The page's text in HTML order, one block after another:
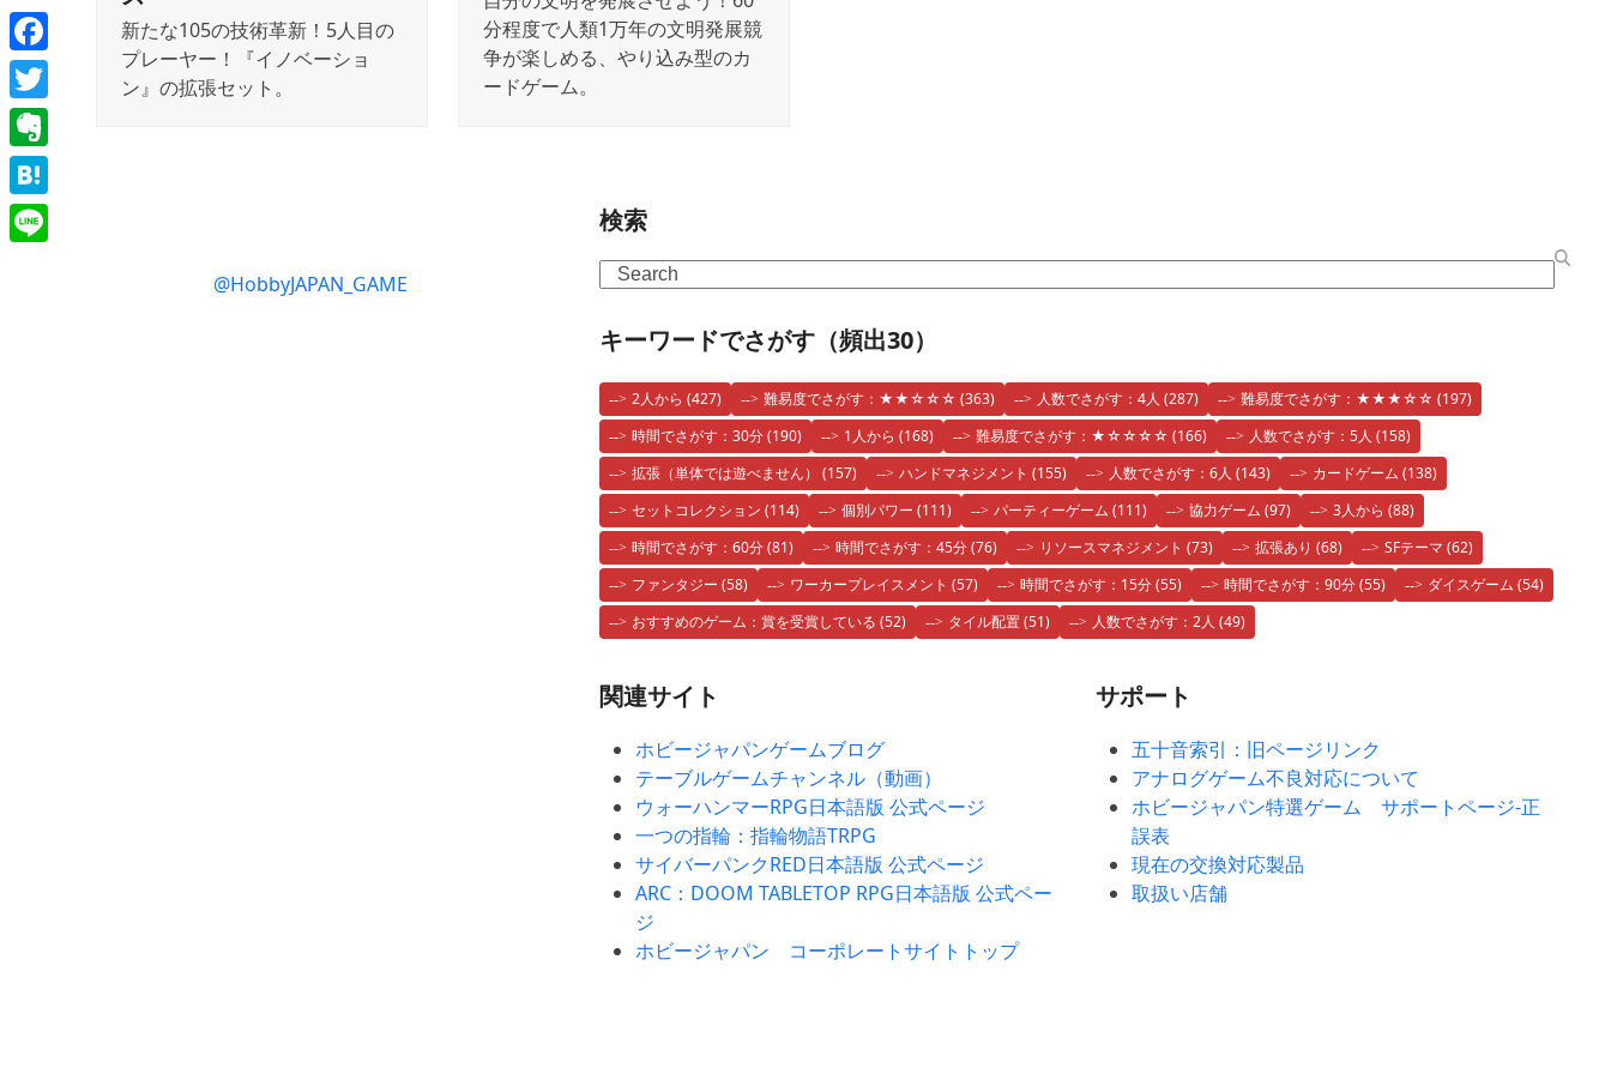
新たな105の技術革新！5人目の
プレーヤー！『イノベーショ
ン』の拡張セット。
分程度で人類1万年の文明発展競
争が楽しめる、やり込み型のカ
ードゲーム。
@HobbyJAPAN_GAME
検索
Search
キーワードでさがす（頻出30）
2人から (427) 難易度でさがす：★★☆☆☆ (363) 人数でさがす：4人 (287) 難易度でさがす：★★★☆☆ (197)
時間でさがす：30分(190) 1人から (168) 難易度でさがす：★☆☆☆☆ (166) 人数でさがす：5人 (158)
拡張（単体では遊べません） (157) ハンドマネジメント (155) 人数でさがす：6人 (143) カードゲーム (138)
セットコレクション (114) 個別パワー (111) パーティーゲーム (111) 協力ゲーム (97) 3人から (88)
時間でさがす：60分(81) 時間でさがす：45分(76) リソースマネジメント (73) 拡張あり (68) SFテーマ (62)
ファンタジー (58) ワーカープレイスメント (57) 時間でさがす：15分(55) 時間でさがす：90分(55) ダイスゲーム (54)
おすすめのゲーム：賞を受賞している (52) タイル配置(51) 人数でさがす：2人 (49)
関連サイト
ホビージャパンゲームブログ
テーブルゲームチャンネル（動画）
ウォーハンマーRPG日本語版 公式ページ
一つの指輪：指輪物語TRPG
サイバーパンクRED日本語版 公式ページ
ARC：DOOM TABLETOP RPG日本語版 公式ペー
ジ
ホビージャパン コーポレートサイトトップ
サポート
五十音索引：旧ページリンク
アナログゲーム不良対応について
ホビージャパン特選ゲーム サポートページ-正
誤表
現在の交換対応製品
取扱い店舗
Facebook
Twitter
Evernote
Hatena